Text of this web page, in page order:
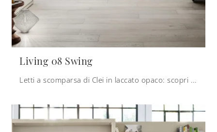
Living 08 Swing
Letti a scomparsa di Clei in laccato opaco: scopri di più sul letto Living 08 Swing e arreda i tuoi locali in modo pratico e operativo.